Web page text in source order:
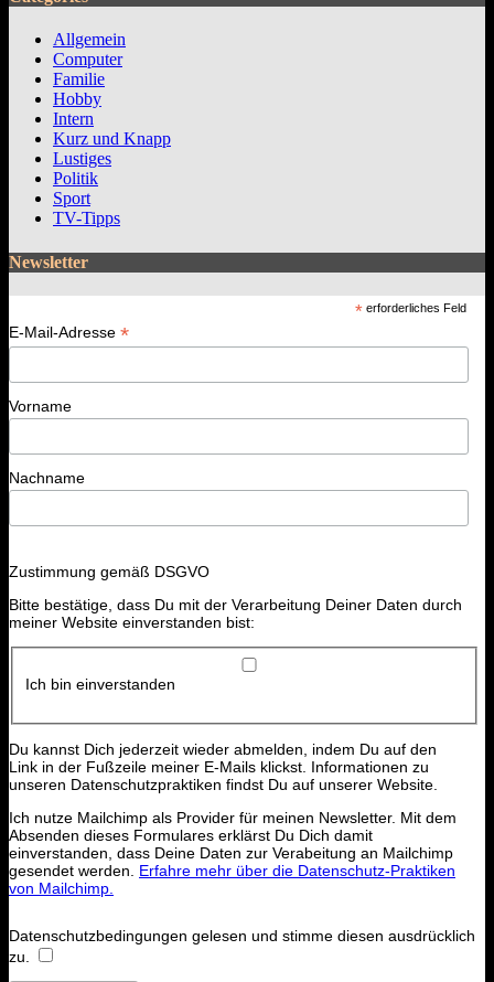
Allgemein
Computer
Familie
Hobby
Intern
Kurz und Knapp
Lustiges
Politik
Sport
TV-Tipps
Newsletter
*erforderliches Feld
E-Mail-Adresse *
Vorname
Nachname
Zustimmung gemäß DSGVO
Bitte bestätige, dass Du mit der Verarbeitung Deiner Daten durch
meiner Website einverstanden bist:
Ich bin einverstanden
Du kannst Dich jederzeit wieder abmelden, indem Du auf den
Link in der Fußzeile meiner E-Mails klickst. Informationen zu
unseren Datenschutzpraktiken findst Du auf unserer Website.
Ich nutze Mailchimp als Provider für meinen Newsletter. Mit dem
Absenden dieses Formulares erklärst Du Dich damit
einverstanden, dass Deine Daten zur Verabeitung an Mailchimp
gesendet werden. Erfahre mehr über die Datenschutz-Praktiken
von Mailchimp.
Datenschutzbedingungen gelesen und stimme diesen ausdrücklich
zu.